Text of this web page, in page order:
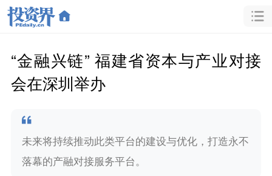
“金融兴链” 福建省资本与产业对接
会在深圳举办
未来将持续推动此类平台的建设与优化，打造永不
落幕的产融对接服务平台。